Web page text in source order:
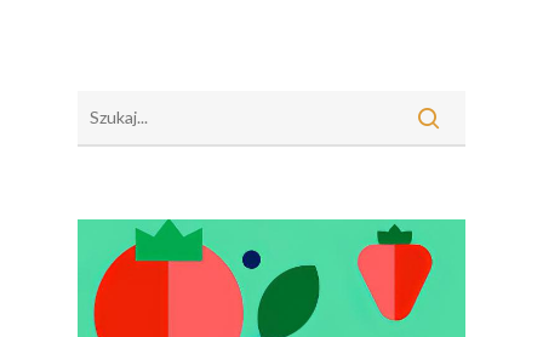
Federacja
Jedz Owoce I
Nich Największa
Skrywa!